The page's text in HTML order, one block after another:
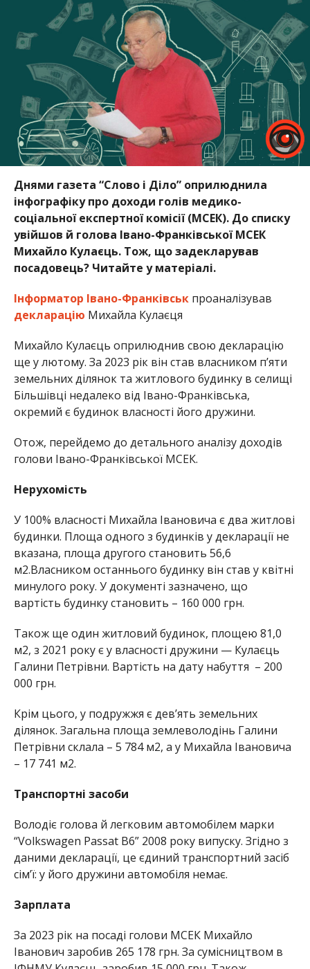
Днями газета “Слово і Діло” оприлюднила
інфографіку про доходи голів медико-
соціальної експертної комісії (МСЕК). До списку
увійшов й голова Івано-Франківської МСЕК
Михайло Кулаєць. Тож, що задекларував
посадовець? Читайте у матеріалі.
Інформатор Івано-Франківськпроаналізував
декларацію Михайла Кулаєця
Михайло Кулаєць оприлюднив свою декларацію
ще у лютому. За 2023 рік він став власником п’яти
земельних ділянок та житлового будинку в селищі
Більшівці недалеко від Івано-Франківська,
окремий є будинок власності його дружини.
Отож, перейдемо до детального аналізу доходів
голови Івано-Франківської МСЕК.
Нерухомість
У 100% власності Михайла Івановича є два житлові
будинки. Площа одного з будинків у декларації не
вказана, площа другого становить 56,6
м2.Власником останнього будинку він став у квітні
минулого року. У документі зазначено, що
вартість будинку становить – 160 000 грн.
Також ще один житловий будинок, площею 81,0
м2, з 2021 року є у власності дружини — Кулаєць
Галини Петрівни. Вартість на дату набуття – 200
000 грн.
Крім цього, у подружжя є дев’ять земельних
ділянок. Загальна площа землеволодінь Галини
Петрівни склала – 5 784 м2, а у Михайла Івановича
– 17 741 м2.
Транспортні засоби
Володіє голова й легковим автомобілем марки
“Volkswagen Passat B6” 2008 року випуску. Згідно з
даними декларації, це єдиний транспортний засіб
сім’ї: у його дружини автомобіля немає.
Зарплата
За 2023 рік на посаді голови МСЕК Михайло
Іванович заробив 265 178 грн. За сумісництвом в